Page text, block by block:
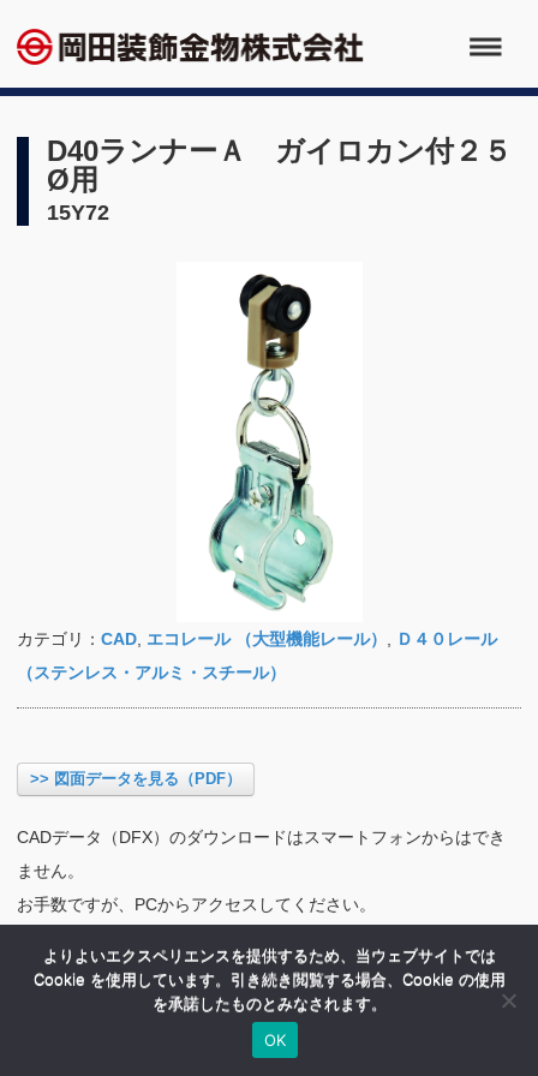
D40ランナーＡ ガイロカン付２５
Ø用
15Y72
カテゴリ： CAD エコレール （大型機能レール）
Ｄ４０レール
（ステンレス・アルミ・スチール）
>> 図面データを見る（PDF）
CADデータ（DFX）のダウンロードはスマートフォンからはでき
ません。
お手数ですが、PCからアクセスしてください。
よりよいエクスペリエンスを提供するため、当ウェブサイトでは
Cookie を使用しています。引き続き閲覧する場合、Cookie の使用
を承諾したものとみなされます。
OK